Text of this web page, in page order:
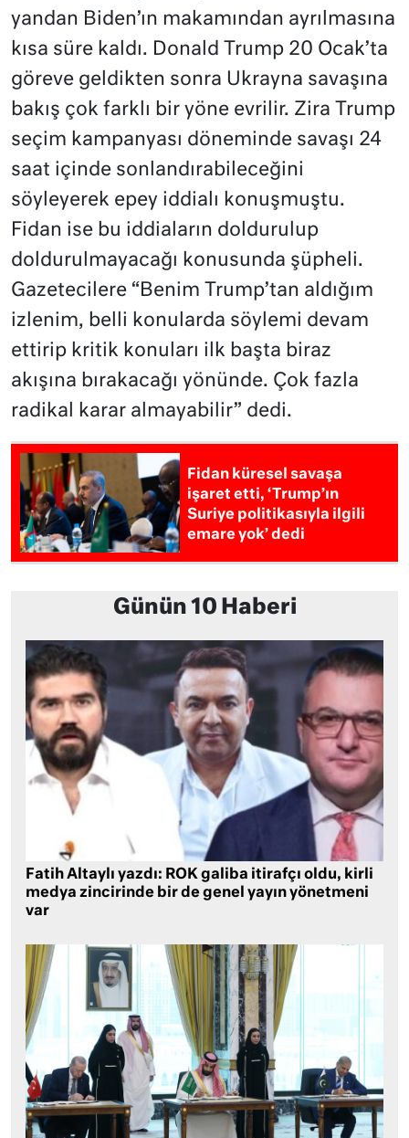
yandan Biden’ın makamından ayrılmasına
kısa süre kaldı. Donald Trump 20 Ocak’ta
göreve geldikten sonra Ukrayna savaşına
bakış çok farklı bir yöne evrilir. Zira Trump
seçim kampanyası döneminde savaşı 24
saat içinde sonlandırabileceğini
söyleyerek epey iddialı konuşmuştu.
Fidan ise bu iddiaların doldurulup
doldurulmayacağı konusunda şüpheli.
Gazetecilere “Benim Trump’tan aldığım
izlenim, belli konularda söylemi devam
ettirip kritik konuları ilk başta biraz
akışına bırakacağı yönünde. Çok fazla
radikal karar almayabilir” dedi.
Fidan küresel savaşa
işaret etti, ‘Trump’ın
Suriye politikasıyla ilgili
emare yok’ dedi
Günün 10 Haberi
Fatih Altaylı yazdı: ROK galiba itirafçı oldu, kirli
medya zincirinde bir de genel yayın yönetmeni
var